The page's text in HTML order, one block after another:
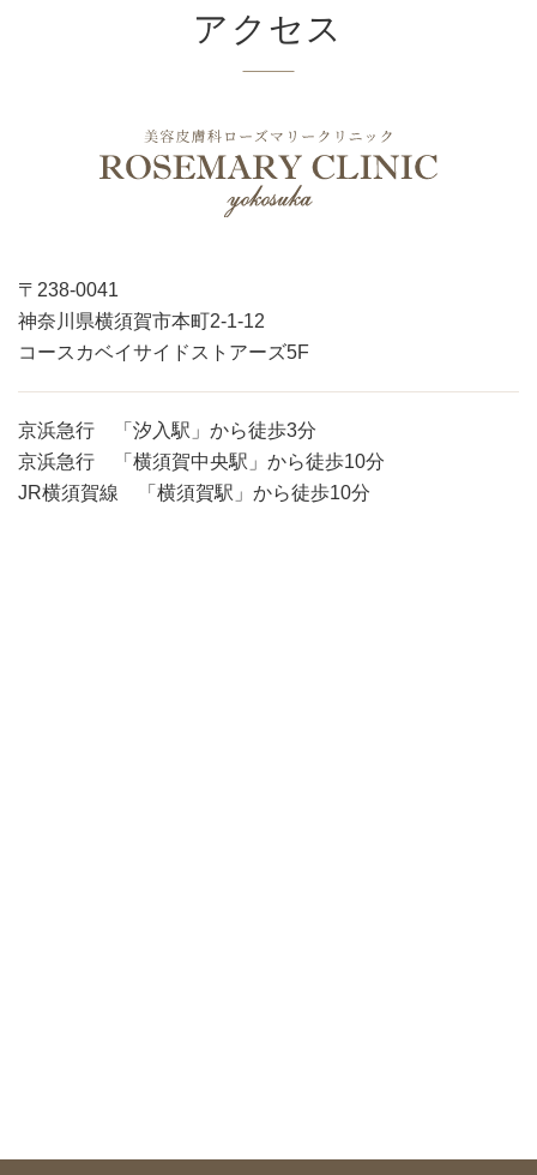
アクセス
〒238-0041
神奈川県横須賀市本町2-1-12
コースカベイサイドストアーズ5F
京浜急行 「汐入駅」から徒歩3分
京浜急行 「横須賀中央駅」から徒歩10分
JR横須賀線 「横須賀駅」から徒歩10分